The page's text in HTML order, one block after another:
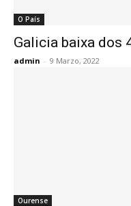
O País
Galicia baixa dos
admin - 9 Marzo, 2022
Ourense